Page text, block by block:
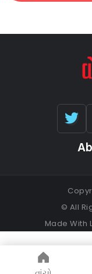
© All
Made With